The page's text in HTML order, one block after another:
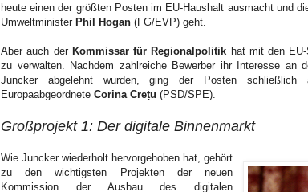
heute einen der größten Posten im EU-Haushalt ausmacht und
Umweltminister Phil Hogan (FG/EVP) geht.
Aber auch der Kommissar für Regionalpolitik hat mit den
zu verwalten. Nachdem zahlreiche Bewerber ihr Interesse an
Juncker abgelehnt wurden, ging der Posten schließlich
Europaabgeordnete Corina Crețu (PSD/SPE).
Großprojekt 1: Der digitale Binnenmarkt
Wie Juncker wiederholt hervorgehoben hat, gehört
zu den wichtigsten Projekten der neuen
Kommission der Ausbau des digitalen